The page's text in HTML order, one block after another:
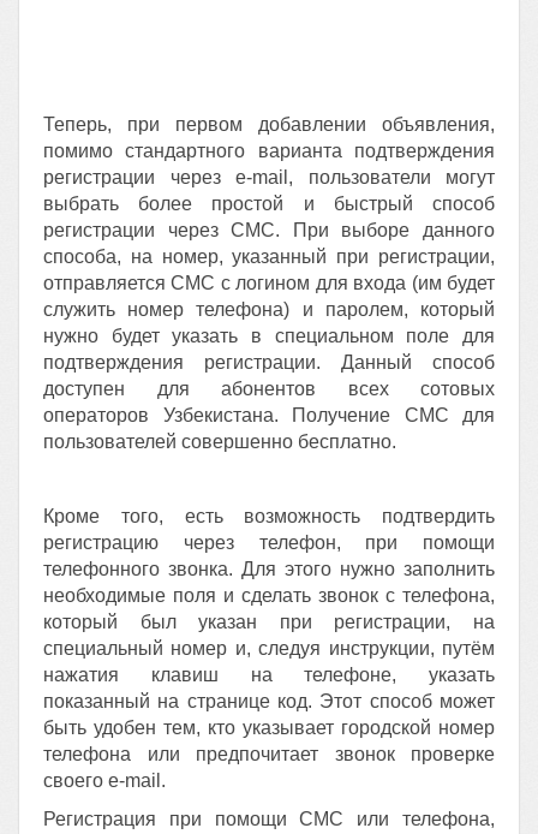
Теперь, при первом добавлении объявления,
помимо стандартного варианта подтверждения
регистрации через e-mail, пользователи могут
выбрать более простой и быстрый способ
регистрации через СМС. При выборе данного
способа, на номер, указанный при регистрации,
отправляется СМС с логином для входа (им будет
служить номер телефона) и паролем, который
нужно будет указать в специальном поле для
подтверждения регистрации. Данный способ
доступен для абонентов всех сотовых
операторов Узбекистана. Получение СМС для
пользователей совершенно бесплатно.
Кроме того, есть возможность подтвердить
регистрацию через телефон, при помощи
телефонного звонка. Для этого нужно заполнить
необходимые поля и сделать звонок с телефона,
который был указан при регистрации, на
специальный номер и, следуя инструкции, путём
нажатия клавиш на телефоне, указать
показанный на странице код. Этот способ может
быть удобен тем, кто указывает городской номер
телефона или предпочитает звонок проверке
своего e-mail.
Регистрация при помощи СМС или телефона,